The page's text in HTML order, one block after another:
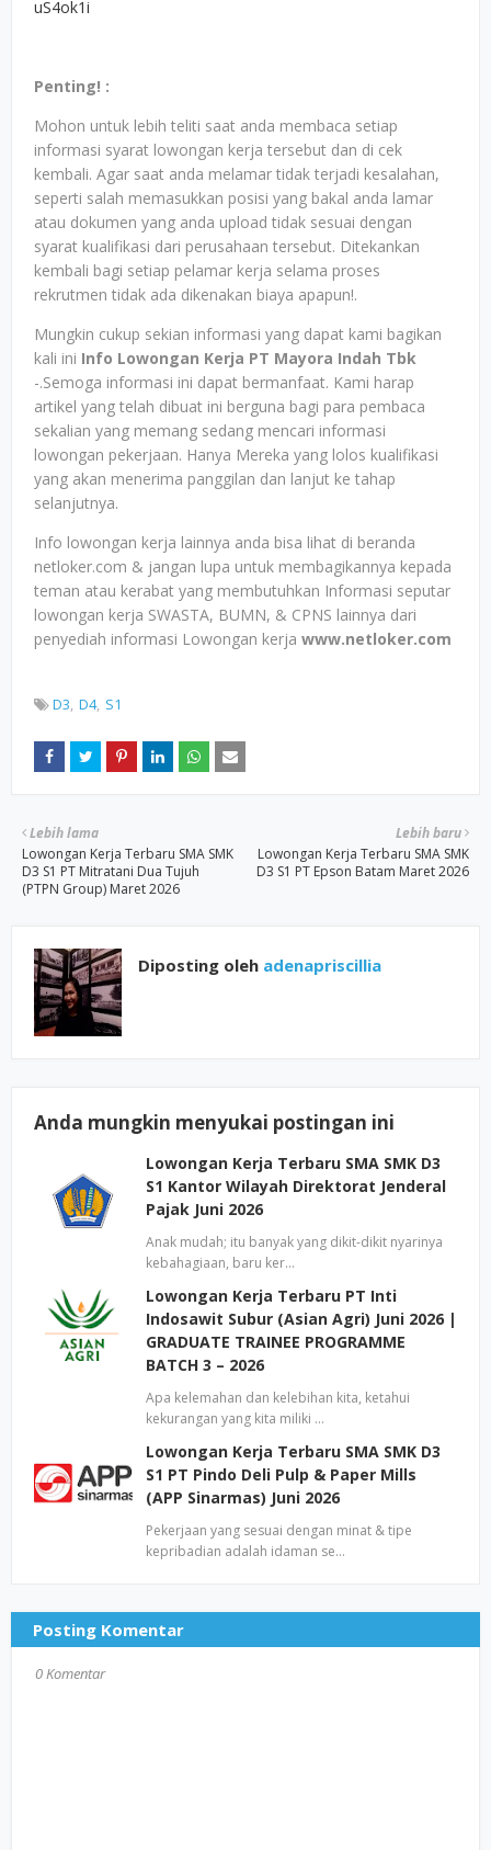
uS4ok1i
Penting! :
Mohon untuk lebih teliti saat anda membaca setiap
informasi syarat lowongan kerja tersebut dan di cek
kembali. Agar saat anda melamar tidak terjadi kesalahan,
seperti salah memasukkan posisi yang bakal anda lamar
atau dokumen yang anda upload tidak sesuai dengan
syarat kualifikasi dari perusahaan tersebut. Ditekankan
kembali bagi setiap pelamar kerja selama proses
rekrutmen tidak ada dikenakan biaya apapun!.
Mungkin cukup sekian informasi yang dapat kami bagikan
kali ini Info Lowongan Kerja PT Mayora Indah Tbk
-.Semoga informasi ini dapat bermanfaat. Kami harap
artikel yang telah dibuat ini berguna bagi para pembaca
sekalian yang memang sedang mencari informasi
lowongan pekerjaan. Hanya Mereka yang lolos kualifikasi
yang akan menerima panggilan dan lanjut ke tahap
selanjutnya.
Info lowongan kerja lainnya anda bisa lihat di beranda
netloker.com & jangan lupa untuk membagikannya kepada
teman atau kerabat yang membutuhkan Informasi seputar
lowongan kerja SWASTA, BUMN, & CPNS lainnya dari
penyediah informasi Lowongan kerja www.netloker.com
D3 D4 S1
Lebih baru
Lowongan Kerja Terbaru SMA SMK
D3 S1 PT Epson Batam Maret 2026
Lebih lama
Lowongan Kerja Terbaru SMA SMK
D3 S1 PT Mitratani Dua Tujuh
(PTPN Group) Maret 2026
Diposting oleh adenapriscillia
Anda mungkin menyukai postingan ini
Lowongan Kerja Terbaru SMA SMK D3
S1 Kantor Wilayah Direktorat Jenderal
Pajak Juni 2026
Anak mudah; itu banyak yang dikit-dikit nyarinya
kebahagiaan, baru ker…
Lowongan Kerja Terbaru PT Inti
Indosawit Subur (Asian Agri) Juni 2026 |
GRADUATE TRAINEE PROGRAMME
BATCH 3 – 2026
Apa kelemahan dan kelebihan kita, ketahui
kekurangan yang kita miliki …
Lowongan Kerja Terbaru SMA SMK D3
S1 PT Pindo Deli Pulp & Paper Mills
(APP Sinarmas) Juni 2026
Pekerjaan yang sesuai dengan minat & tipe
kepribadian adalah idaman se…
Posting Komentar
0 Komentar